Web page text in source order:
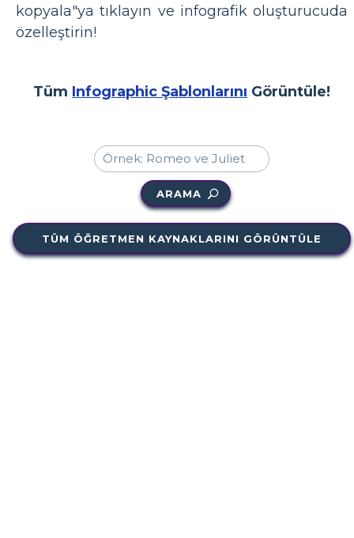
kopyala"ya tıklayın ve infografik oluşturucuda
özelleştirin!
Tüm Infographic Şablonlarını Görüntüle!
ARAMA
TÜM ÖĞRETMEN KAYNAKLARINI GÖRÜNTÜLE